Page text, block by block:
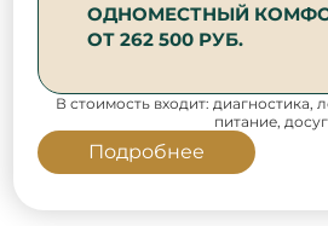
ОДНОМЕСТНЫЙ
ОТ 262 500 РУБ.
В стоимость входит: диагностика,
питание, досуг
Подробнее